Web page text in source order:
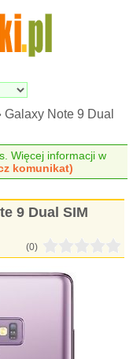
Galaxy Note 9 Dual
Więcej informacji w
komunikat)
9 Dual SIM
(0)